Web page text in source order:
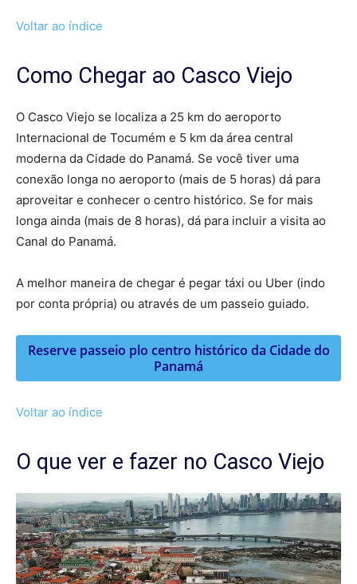
Voltar ao índice
Como Chegar ao Casco Viejo
O Casco Viejo se localiza a 25 km do aeroporto
Internacional de Tocumém e 5 km da área central
moderna da Cidade do Panamá. Se você tiver uma
conexão longa no aeroporto (mais de 5 horas) dá para
aproveitar e conhecer o centro histórico. Se for mais
longa ainda (mais de 8 horas), dá para incluir a visita ao
Canal do Panamá.
A melhor maneira de chegar é pegar táxi ou Uber (indo
por conta própria) ou através de um passeio guiado.
Reserve passeio plo centro histórico da Cidade do
Panamá
Voltar ao índice
O que ver e fazer no Casco Viejo